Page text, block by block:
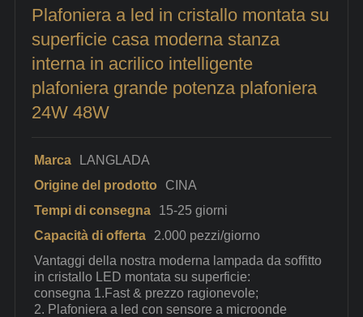
Plafoniera a led in cristallo montata su
superficie casa moderna stanza
interna in acrilico intelligente
plafoniera grande potenza plafoniera
24W 48W
Marca
LANGLADA
Origine del prodotto
CINA
Tempi di consegna
15-25 giorni
Capacità di offerta
2.000 pezzi/giorno
Vantaggi della nostra moderna lampada da soffitto
in cristallo LED montata su superficie:
consegna 1.Fast & prezzo ragionevole;
2. Plafoniera a led con sensore a microonde